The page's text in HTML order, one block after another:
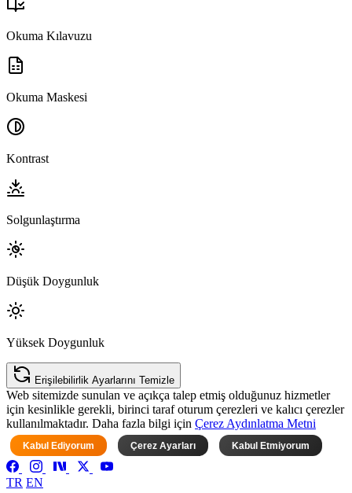
Okuma Kılavuzu
Okuma Maskesi
Kontrast
Solgunlaştırma
Düşük Doygunluk
Yüksek Doygunluk
Erişilebilirlik Ayarlarını Temizle
Web sitemizde sunulan ve açıkça talep etmiş olduğunuz hizmetler
için kesinlikle gerekli, birinci taraf oturum çerezleri ve kalıcı çerezler
kullanılmaktadır. Daha fazla bilgi için Çerez Aydınlatma Metni
Kabul Ediyorum Çerez Ayarları Kabul Etmiyorum
TR EN